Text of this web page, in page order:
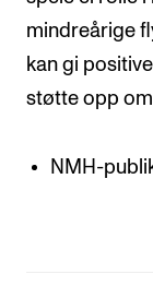
mindreårige
kan gi
støtte opp
NMH-